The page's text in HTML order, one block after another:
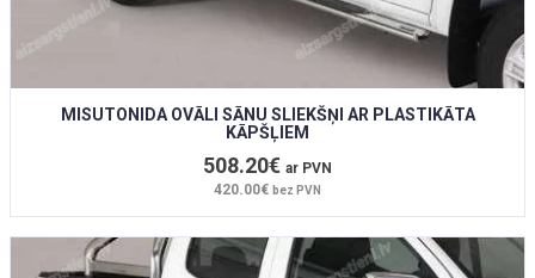
MISUTONIDA OVĀLI SĀNU SLIEKŠŅI AR PLASTIKĀTA
KĀPŠĻIEM
508.20€ ar PVN
420.00€ bez PVN